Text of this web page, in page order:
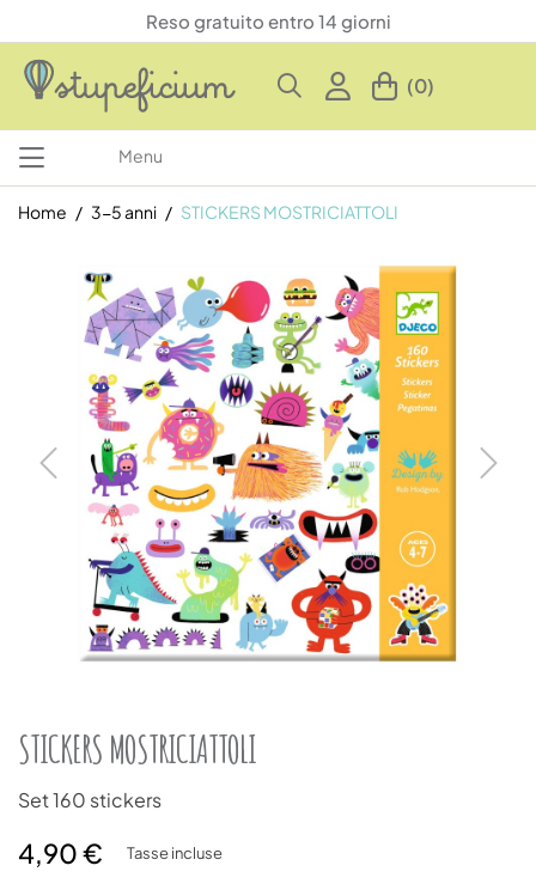
Reso gratuito entro 14 giorni
(0)
Menu
Home 3-5 anni STICKERS MOSTRICIATTOLI
STICKERS MOSTRICIATTOLI
Set 160 stickers
4,90 € Tasse incluse